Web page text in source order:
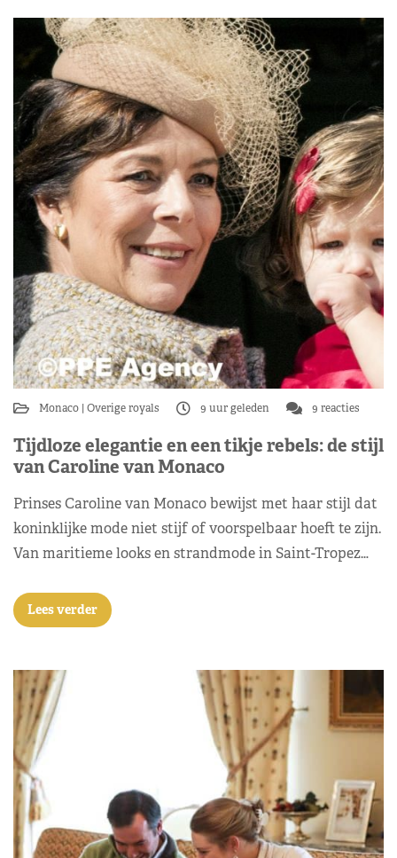
Monaco Overige royals 9 uur geleden 9 reacties
Tijdloze elegantie en een tikje rebels: de stijl
van Caroline van Monaco
Prinses Caroline van Monaco bewijst met haar stijl dat
koninklijke mode niet stijf of voorspelbaar hoeft te zijn.
Van maritieme looks en strandmode in Saint-Tropez…
Lees verder